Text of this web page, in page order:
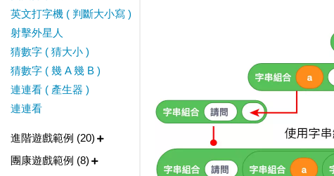
英文打字機 ( 判斷大小寫 )
射擊外星人
猜數字 ( 猜大小 )
猜數字 ( 幾 A 幾 B )
連連看 ( 產生器 )
連連看
進階遊戲範例 (20)
團康遊戲範例 (8)